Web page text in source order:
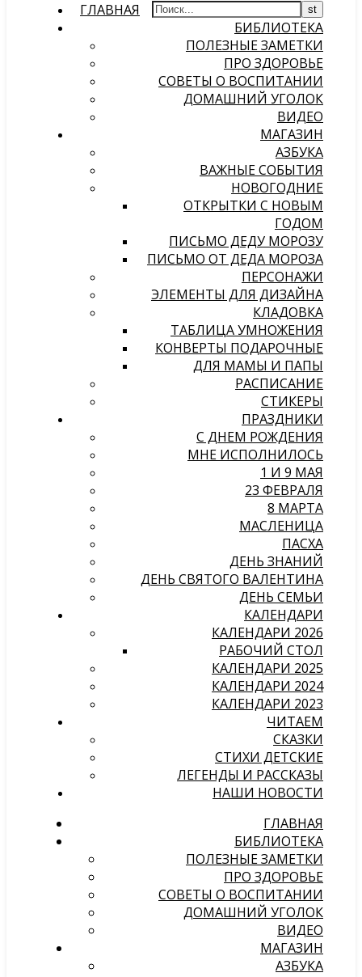
ГЛАВНАЯ
БИБЛИОТЕКА
ПОЛЕЗНЫЕ ЗАМЕТКИ
ПРО ЗДОРОВЬЕ
СОВЕТЫ О ВОСПИТАНИИ
ДОМАШНИЙ УГОЛОК
ВИДЕО
МАГАЗИН
АЗБУКА
ВАЖНЫЕ СОБЫТИЯ
НОВОГОДНИЕ
ОТКРЫТКИ С НОВЫМ
ГОДОМ
ПИСЬМО ДЕДУ МОРОЗУ
ПИСЬМО ОТ ДЕДА МОРОЗА
ПЕРСОНАЖИ
ЭЛЕМЕНТЫ ДЛЯ ДИЗАЙНА
КЛАДОВКА
ТАБЛИЦА УМНОЖЕНИЯ
КОНВЕРТЫ ПОДАРОЧНЫЕ
ДЛЯ МАМЫ И ПАПЫ
РАСПИСАНИЕ
СТИКЕРЫ
ПРАЗДНИКИ
С ДНЕМ РОЖДЕНИЯ
МНЕ ИСПОЛНИЛОСЬ
1 И 9 МАЯ
23 ФЕВРАЛЯ
8 МАРТА
МАСЛЕНИЦА
ПАСХА
ДЕНЬ ЗНАНИЙ
ДЕНЬ СВЯТОГО ВАЛЕНТИНА
ДЕНЬ СЕМЬИ
КАЛЕНДАРИ
КАЛЕНДАРИ 2026
РАБОЧИЙ СТОЛ
КАЛЕНДАРИ 2025
КАЛЕНДАРИ 2024
КАЛЕНДАРИ 2023
ЧИТАЕМ
СКАЗКИ
СТИХИ ДЕТСКИЕ
ЛЕГЕНДЫ И РАССКАЗЫ
НАШИ НОВОСТИ
ГЛАВНАЯ
БИБЛИОТЕКА
ПОЛЕЗНЫЕ ЗАМЕТКИ
ПРО ЗДОРОВЬЕ
СОВЕТЫ О ВОСПИТАНИИ
ДОМАШНИЙ УГОЛОК
ВИДЕО
МАГАЗИН
АЗБУКА